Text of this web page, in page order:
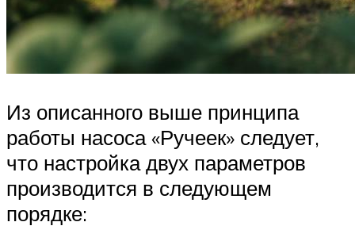
Из описанного выше принципа
работы насоса «Ручеек» следует,
что настройка двух параметров
производится в следующем
порядке: